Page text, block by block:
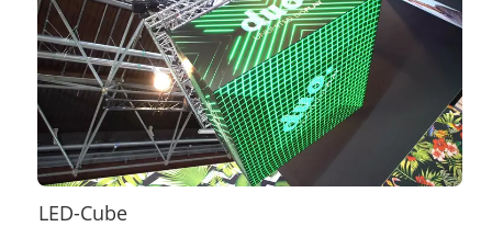
LED-Cube